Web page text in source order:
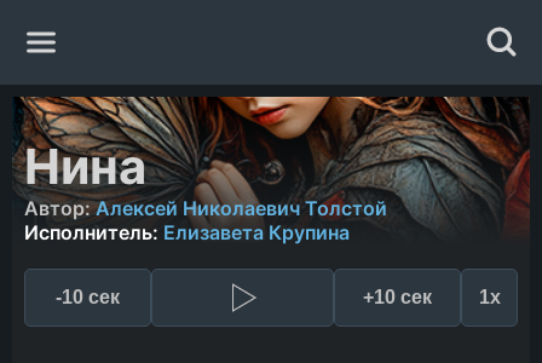
Главная
Жанры
Авторы
Исполнители
Нина
Автор:Алексей Николаевич Толстой
Исполнитель: Елизавета Крупина
-10 сек +10 сек 1x